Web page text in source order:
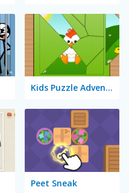
Kids Puzzle Adventure
Peet Sneak